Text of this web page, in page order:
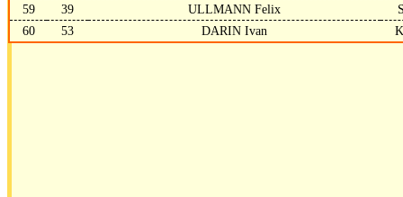
59
39 ULLMANN Felix
60
53 DARIN Ivan